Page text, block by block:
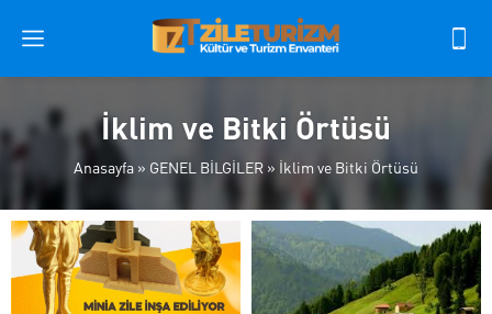
İklim ve Bitki Örtüsü
Anasayfa » GENEL BİLGİLER » İklim ve Bitki Örtüsü